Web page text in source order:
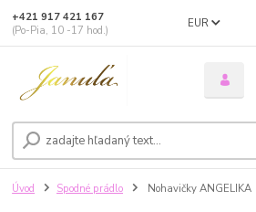
EUR
+421 917 421 167
(Po-Pia, 10 -17 hod.)
Úvod Spodné prádlo Nohavičky ANGELIKA